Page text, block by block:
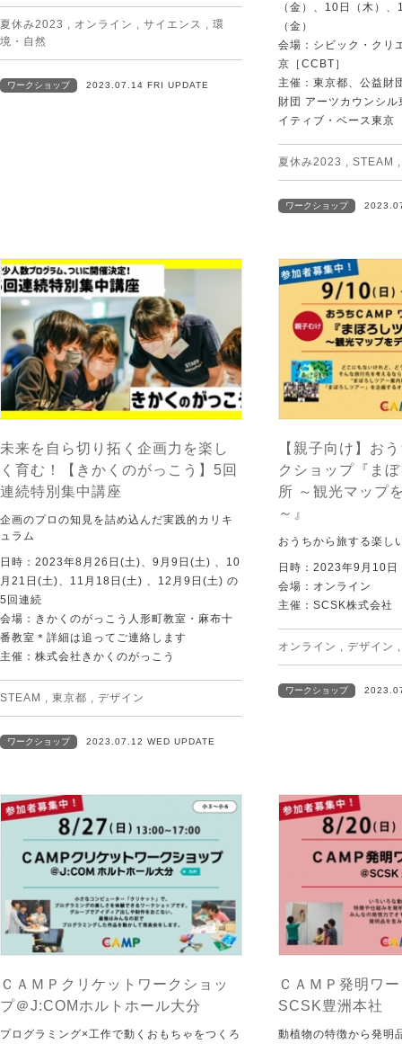
夏休み2023 , オンライン , サイエンス , 環
境・自然
ワークショップ 2023.07.14 FRI UPDATE
（金）、10日（木）
（金）
会場：シビック・クリ
京［CCBT］
主催：東京都、公益財
財団 アーツカウンシ
イティブ・ベース東京
夏休み2023 , STEAM
ワークショップ
未来を自ら切り拓く企画力を楽し
く育む！【きかくのがっこう】5回
連続特別集中講座
企画のプロの知見を詰め込んだ実践的カリキ
ュラム
日時：2023年8月26日(土)、9月9日(土) 、10
月21日(土)、11月18日(土) 、12月9日(土) の
5回連続
会場：きかくのがっこう人形町教室・麻布十
番教室＊詳細は追ってご連絡します
主催：株式会社きかくのがっこう
STEAM , 東京都 , デザイン
ワークショップ 2023.07.12 WED UPDATE
【親子向け】お
クショップ『ま
所 ～観光マップ
～』
おうちから旅する楽し
日時：2023年9月10日
会場：オンライン
主催：SCSK株式会社
オンライン , デザイン
ワークショップ
ＣＡＭＰクリケットワークショッ
プ＠J:COMホルトホール大分
プログラミング×工作で動くおもちゃをつくろ
ＣＡＭＰ発明ワ
SCSK豊洲本社
動植物の特徴から発明